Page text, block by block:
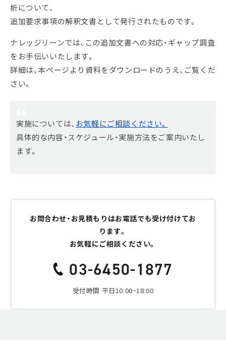
析について、
追加要求事項の解釈文書として発行されたものです。
ナレッジリーンでは、この追加文書への対応・ギャップ調査
をお手伝いいたします。
詳細は、本ページより資料をダウンロードのうえ、ご覧くだ
さい。
実施については、 お気軽にご相談ください。
具体的な内容・スケジュール・実施方法をご案内いたし
ます。
お問合わせ・お見積もりはお電話でも受け付けてお
ります。
お気軽にご相談ください。
03-6450-1877
受付時間 平日10:00~18:00